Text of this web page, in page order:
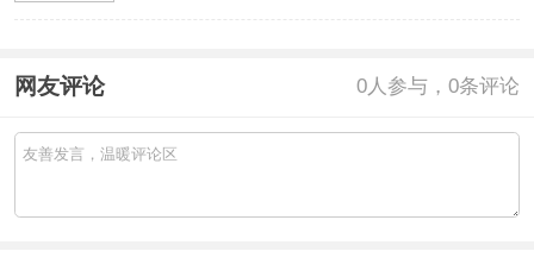
网友评论 0人参与，0条评论